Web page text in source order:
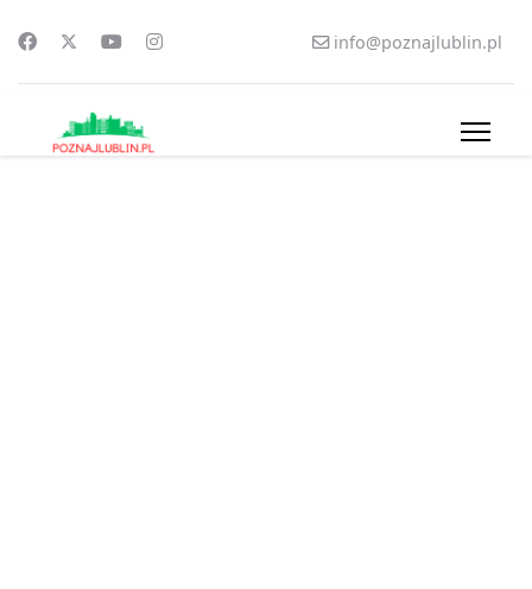
info@poznajlublin.pl